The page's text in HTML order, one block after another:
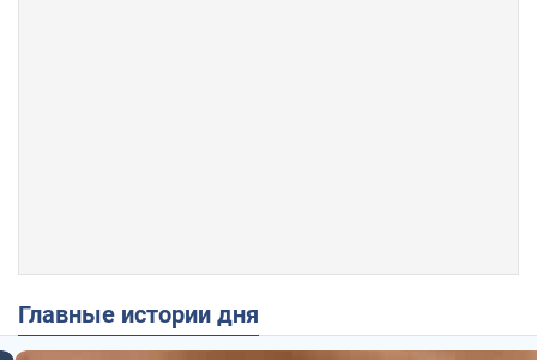
Главные истории дня